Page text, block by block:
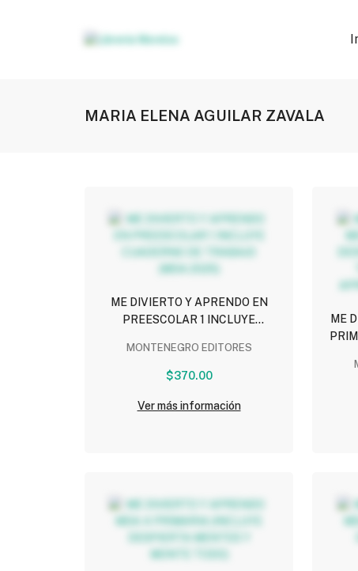
MARIA ELENA AGUILAR ZAVALA
ME DIVIERTO Y APRENDO EN
PREESCOLAR 1 INCLUYE
2025)
MONTENEGRO EDITORES
$370.00
Ver más información
ME